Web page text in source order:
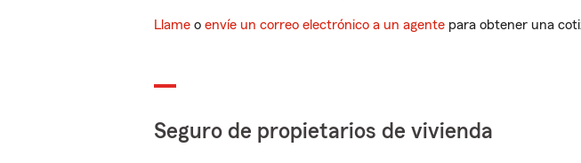
Llame o envíe un correo electrónico a un agente para obtener una
Seguro de propietarios de vivienda